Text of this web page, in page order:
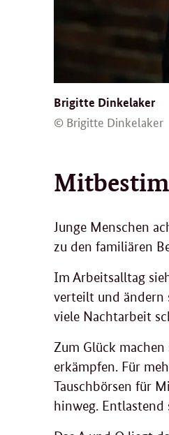
Brigitte Dinkelaker
© Brigitte Dinkelaker
Junge Menschen
zu den familiären
Im Arbeitsalltag
verteilt und ändern
viele Nachtarbeit
Zum Glück
erkämpfen. Für
Tauschbörsen für
hinweg. Entlastend